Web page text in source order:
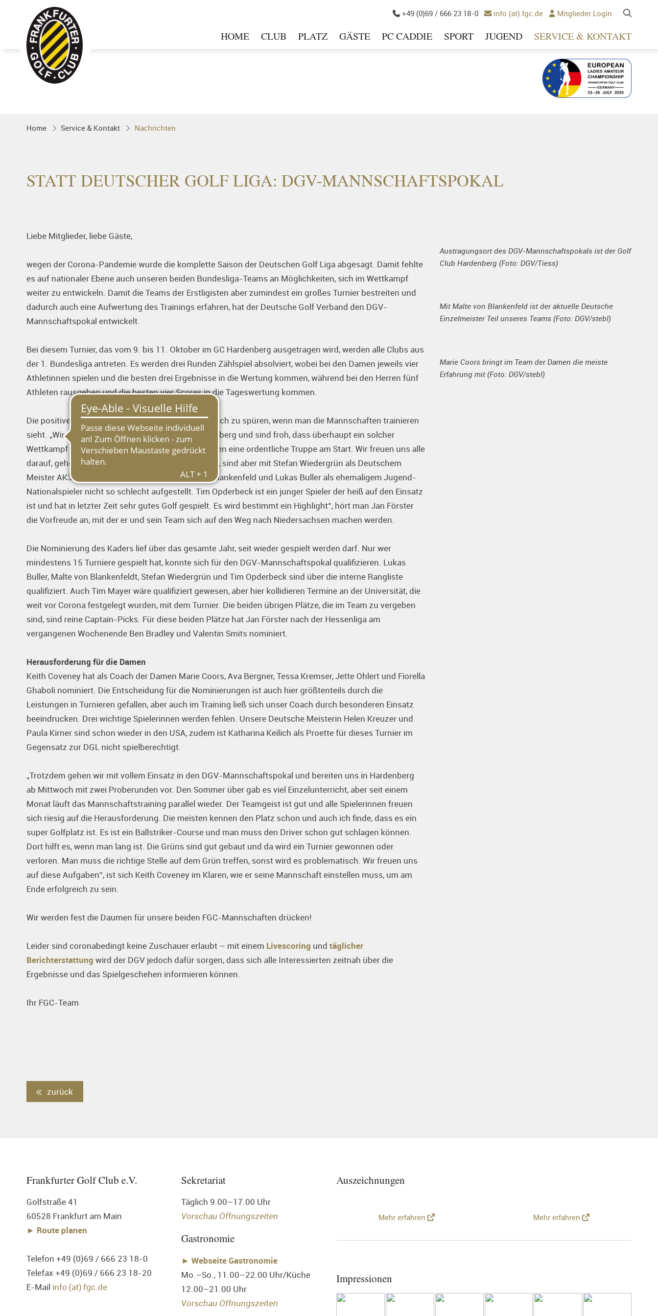
 +49 (0)69 / 666 23 18-0  info (at) fgc.de  Mitglieder Login
HOME CLUB PLATZ GÄSTE PC CADDIE SPORT JUGEND SERVICE & KONTAKT
Golfgenuss und Spitzensport mitten in
FRANKFURT
Home Service & Kontakt Nachrichten
STATT DEUTSCHER GOLF LIGA: DGV-MANNSCHAFTSPOKAL
Liebe Mitglieder, liebe Gäste,
wegen der Corona-Pandemie wurde die komplette Saison der Deutschen Golf Liga abgesagt. Damit fehlte
es auf nationaler Ebene auch unseren beiden Bundesliga-Teams an Möglichkeiten, sich im Wettkampf
weiter zu entwickeln. Damit die Teams der Erstligisten aber zumindest ein großes Turnier bestreiten und
dadurch auch eine Aufwertung des Trainings erfahren, hat der Deutsche Golf Verband den DGV-
Mannschaftspokal entwickelt.
Bei diesem Turnier, das vom 9. bis 11. Oktober im GC Hardenberg ausgetragen wird, werden alle Clubs aus
der 1. Bundesliga antreten. Es werden drei Runden Zählspiel absolviert, wobei bei den Damen jeweils vier
Athletinnen spielen und die besten drei Ergebnisse in die Wertung kommen, während bei den Herren fünf
Athleten rausgehen und die besten vier Scores in die Tageswertung kommen.
Die positive Anspannung unserer Athleten ist deutlich zu spüren, wenn man die Mannschaften trainieren
sieht. „Wir freuen uns auf das Turnier im GC Hardenberg und sind froh, dass überhaupt ein solcher
Wettkampf stattfinden kann. Wir sind heiß und haben eine ordentliche Truppe am Start. Wir freuen uns alle
darauf, gehen zwar nicht als Top-Favorit ins Turnier, sind aber mit Stefan Wiedergrün als Deutschem
Meister AK30, dem Deutschen Meister Malte von Blankenfeld und Lukas Buller als ehemaligem Jugend-
Nationalspieler nicht so schlecht aufgestellt. Tim Opderbeck ist ein junger Spieler der heiß auf den Einsatz
ist und hat in letzter Zeit sehr gutes Golf gespielt. Es wird bestimmt ein Highlight“, hört man Jan Förster
die Vorfreude an, mit der er und sein Team sich auf den Weg nach Niedersachsen machen werden.
Die Nominierung des Kaders lief über das gesamte Jahr, seit wieder gespielt werden darf. Nur wer
mindestens 15 Turniere gespielt hat, konnte sich für den DGV-Mannschaftspokal qualifizieren. Lukas
Buller, Malte von Blankenfeldt, Stefan Wiedergrün und Tim Opderbeck sind über die interne Rangliste
qualifiziert. Auch Tim Mayer wäre qualifiziert gewesen, aber hier kollidieren Termine an der Universität, die
weit vor Corona festgelegt wurden, mit dem Turnier. Die beiden übrigen Plätze, die im Team zu vergeben
sind, sind reine Captain-Picks. Für diese beiden Plätze hat Jan Förster nach der Hessenliga am
vergangenen Wochenende Ben Bradley und Valentin Smits nominiert.
Herausforderung für die Damen
Keith Coveney hat als Coach der Damen Marie Coors, Ava Bergner, Tessa Kremser, Jette Ohlert und Fiorella
Ghaboli nominiert. Die Entscheidung für die Nominierungen ist auch hier größtenteils durch die
Leistungen in Turnieren gefallen, aber auch im Training ließ sich unser Coach durch besonderen Einsatz
beeindrucken. Drei wichtige Spielerinnen werden fehlen. Unsere Deutsche Meisterin Helen Kreuzer und
Paula Kirner sind schon wieder in den USA, zudem ist Katharina Keilich als Proette für dieses Turnier im
Gegensatz zur DGL nicht spielberechtigt.
„Trotzdem gehen wir mit vollem Einsatz in den DGV-Mannschaftspokal und bereiten uns in Hardenberg
ab Mittwoch mit zwei Proberunden vor. Den Sommer über gab es viel Einzelunterricht, aber seit einem
Monat läuft das Mannschaftstraining parallel wieder. Der Teamgeist ist gut und alle Spielerinnen freuen
sich riesig auf die Herausforderung. Die meisten kennen den Platz schon und auch ich finde, dass es ein
super Golfplatz ist. Es ist ein Ballstriker-Course und man muss den Driver schon gut schlagen können.
Dort hilft es, wenn man lang ist. Die Grüns sind gut gebaut und da wird ein Turnier gewonnen oder
verloren. Man muss die richtige Stelle auf dem Grün treffen, sonst wird es problematisch. Wir freuen uns
auf diese Aufgaben“, ist sich Keith Coveney im Klaren, wie er seine Mannschaft einstellen muss, um am
Ende erfolgreich zu sein.
Wir werden fest die Daumen für unsere beiden FGC-Mannschaften drücken!
Leider sind coronabedingt keine Zuschauer erlaubt – mit einem Livescoring und täglicher
Berichterstattung wird der DGV jedoch dafür sorgen, dass sich alle Interessierten zeitnah über die
Ergebnisse und das Spielgeschehen informieren können.
Ihr FGC-Team
Austragungsort des DGV-Mannschaftspokals ist der Golf
Club Hardenberg (Foto: DGV/Tiess)
Mit Malte von Blankenfeld ist der aktuelle Deutsche
Einzelmeister Teil unseres Teams (Foto: DGV/stebl)
Marie Coors bringt im Team der Damen die meiste
Erfahrung mit (Foto: DGV/stebl)
zurück
Frankfurter Golf Club e.V.
Golfstraße 41
60528 Frankfurt am Main
► Route planen
Telefon +49 (0)69 / 666 23 18-0
Telefax +49 (0)69 / 666 23 18-20
E-Mail info (at) fgc.de
Sekretariat
Täglich 9.00–17.00 Uhr
Vorschau Öffnungszeiten
Gastronomie
►Webseite Gastronomie
Mo.–So., 11.00–22.00 Uhr/Küche
12.00–21.00 Uhr
Vorschau Öffnungszeiten
Auszeichnungen
Mehr erfahren Mehr erfahren
Impressionen